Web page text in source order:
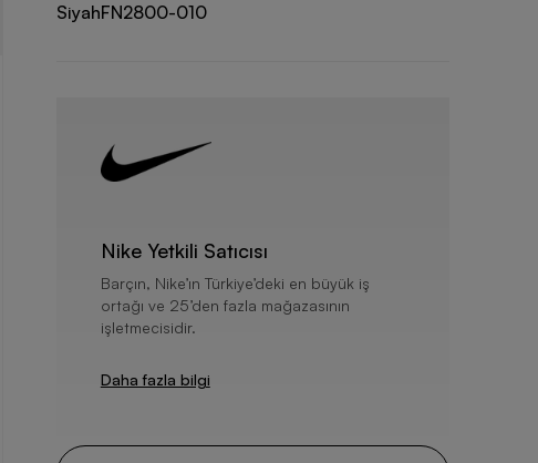
SiyahFN2800-010
Nike Yetkili Satıcısı
Barçın, Nike’ın Türkiye’deki en büyük iş
ortağı ve 25’den fazla mağazasının
işletmecisidir.
Daha fazla bilgi